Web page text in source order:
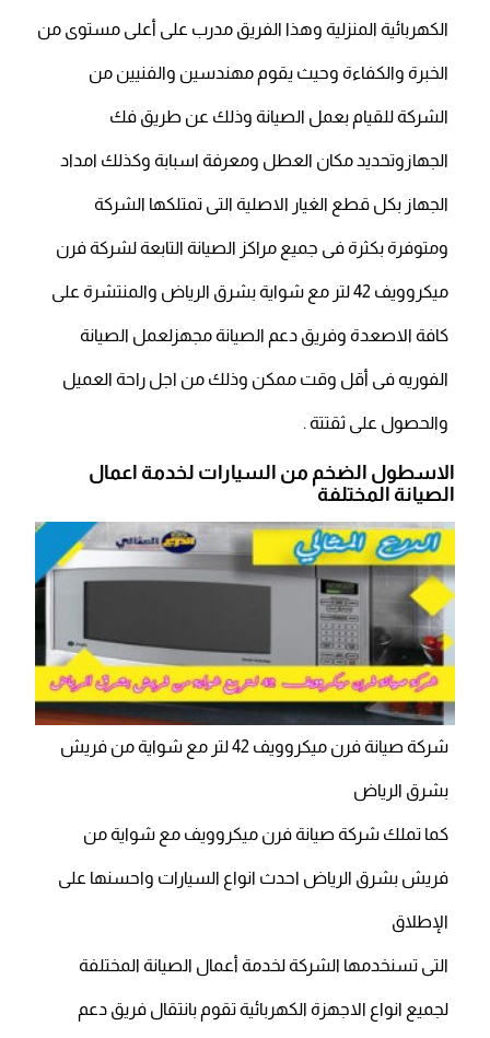
الكهربائية المنزلية وهذا الفريق مدرب على أعلى مستوى من
الخبرة والكفاءة وحيث يقوم مهندسين والفنيين من
الشركة للقيام بعمل الصيانة وذلك عن طريق فك
الجهازوتحديد مكان العطل ومعرفة اسبابة وكذلك امداد
الجهاز بكل قطع الغيار الاصلية التى تمتلكها الشركة
ومتوفرة بكثرة فى جميع مراكز الصيانة التابعة لشركة فرن
ميكروويف 42 لتر مع شواية بشرق الرياض والمنتشرة على
كافة الاصعدة وفريق دعم الصيانة مجهزلعمل الصيانة
الفوريه فى أقل وقت ممكن وذلك من اجل راحة العميل
والحصول على ثقتتة .
الاسطول الضخم من السيارات لخدمة اعمال
الصيانة المختلفة
شركة صيانة فرن ميكروويف 42 لتر مع شواية من فريش
بشرق الرياض
كما تملك شركة صيانة فرن ميكروويف مع شواية من
فريش بشرق الرياض احدث انواع السيارات واحسنها على
الإطلاق
التى تسنخدمها الشركة لخدمة أعمال الصيانة المختلفة
لجميع انواع الاجهزة الكهربائية تقوم بانتقال فريق دعم